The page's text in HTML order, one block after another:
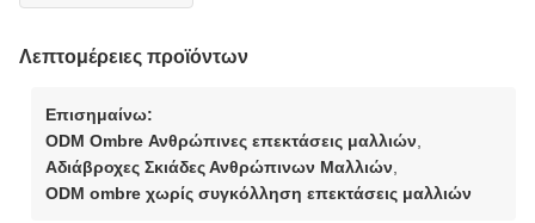
Λεπτομέρειες προϊόντων
Επισημαίνω:
ODM Ombre Ανθρώπινες επεκτάσεις μαλλιών
Αδιάβροχες Σκιάδες Ανθρώπινων Μαλλιών
ODM ombre χωρίς συγκόλληση επεκτάσεις μαλλιών